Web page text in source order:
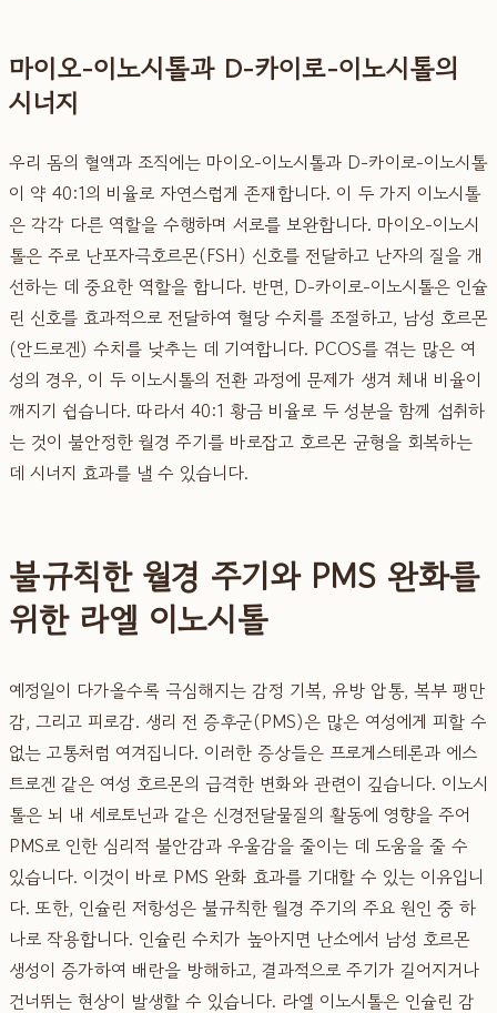
마이오-이노시톨과 D-카이로-이노시톨의
시너지
우리 몸의 혈액과 조직에는 마이오-이노시톨과 D-카이로-이노시톨
이 약 40:1의 비율로 자연스럽게 존재합니다. 이 두 가지 이노시톨
은 각각 다른 역할을 수행하며 서로를 보완합니다. 마이오-이노시
톨은 주로 난포자극호르몬(FSH) 신호를 전달하고 난자의 질을 개
선하는 데 중요한 역할을 합니다. 반면, D-카이로-이노시톨은 인슐
린 신호를 효과적으로 전달하여 혈당 수치를 조절하고, 남성 호르몬
(안드로겐) 수치를 낮추는 데 기여합니다. PCOS를 겪는 많은 여
성의 경우, 이 두 이노시톨의 전환 과정에 문제가 생겨 체내 비율이
깨지기 쉽습니다. 따라서 40:1 황금 비율로 두 성분을 함께 섭취하
는 것이 불안정한 월경 주기를 바로잡고 호르몬 균형을 회복하는
데 시너지 효과를 낼 수 있습니다.
불규칙한 월경 주기와 PMS 완화를
위한 라엘 이노시톨
예정일이 다가올수록 극심해지는 감정 기복, 유방 압통, 복부 팽만
감, 그리고 피로감. 생리 전 증후군(PMS)은 많은 여성에게 피할 수
없는 고통처럼 여겨집니다. 이러한 증상들은 프로게스테론과 에스
트로겐 같은 여성 호르몬의 급격한 변화와 관련이 깊습니다. 이노시
톨은 뇌 내 세로토닌과 같은 신경전달물질의 활동에 영향을 주어
PMS로 인한 심리적 불안감과 우울감을 줄이는 데 도움을 줄 수
있습니다. 이것이 바로 PMS 완화 효과를 기대할 수 있는 이유입니
다. 또한, 인슐린 저항성은 불규칙한 월경 주기의 주요 원인 중 하
나로 작용합니다. 인슐린 수치가 높아지면 난소에서 남성 호르몬
생성이 증가하여 배란을 방해하고, 결과적으로 주기가 길어지거나
건너뛰는 현상이 발생할 수 있습니다. 라엘 이노시톨은 인슐린 감